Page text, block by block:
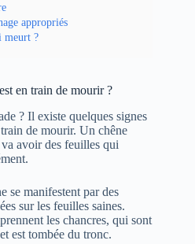
appropriés
meurt ?
en train de mourir ?
? Il existe quelques signes
de mourir. Un chêne
avoir des feuilles qui
se manifestent par des
sur les feuilles saines.
les chancres, qui sont
est tombée du tronc.